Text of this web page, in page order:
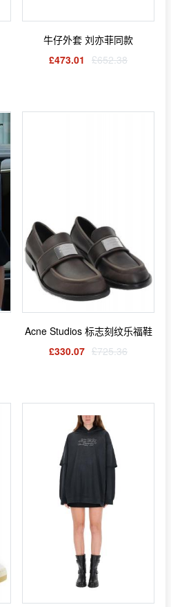
牛仔外套 刘亦菲同款
£473.01 £652.38
Acne Studios 标志刻纹乐福鞋
£330.07 £725.36